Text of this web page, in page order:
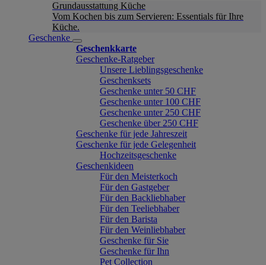
Grundausstattung Küche
Vom Kochen bis zum Servieren: Essentials für Ihre
Küche.
Geschenke
Geschenkkarte
Geschenke-Ratgeber
Unsere Lieblingsgeschenke
Geschenksets
Geschenke unter 50 CHF
Geschenke unter 100 CHF
Geschenke unter 250 CHF
Geschenke über 250 CHF
Geschenke für jede Jahreszeit
Geschenke für jede Gelegenheit
Hochzeitsgeschenke
Geschenkideen
Für den Meisterkoch
Für den Gastgeber
Für den Backliebhaber
Für den Teeliebhaber
Für den Barista
Für den Weinliebhaber
Geschenke für Sie
Geschenke für Ihn
Pet Collection